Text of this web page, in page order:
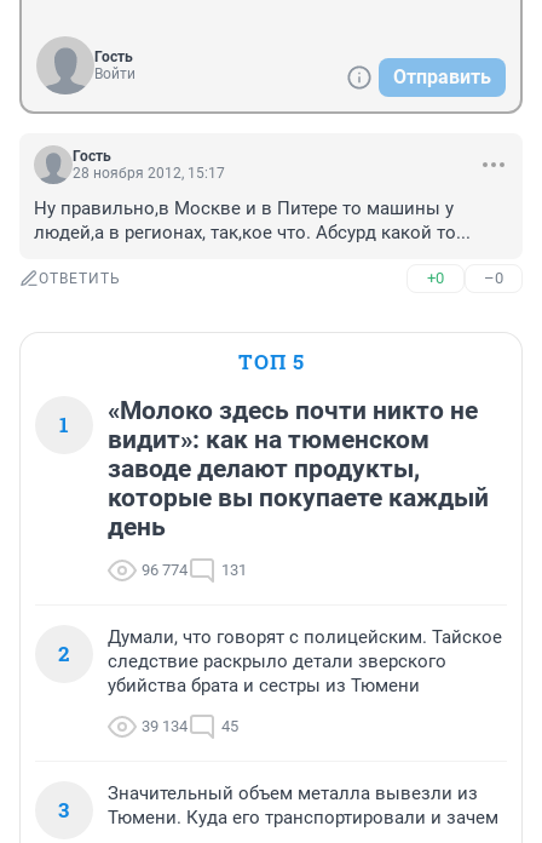
Гость
Войти
Отправить
Гость
28 ноября 2012, 15:17
Ну правильно,в Москве и в Питере то машины у
людей,а в регионах, так,кое что. Абсурд какой то...
ОТВЕТИТЬ +0 –0
ТОП 5
1
«Молоко здесь почти никто не
видит»: как на тюменском
заводе делают продукты,
которые вы покупаете каждый
день
96 774 131
2
Думали, что говорят с полицейским. Тайское
следствие раскрыло детали зверского
убийства брата и сестры из Тюмени
39 134 45
3
Значительный объем металла вывезли из
Тюмени. Куда его транспортировали и зачем